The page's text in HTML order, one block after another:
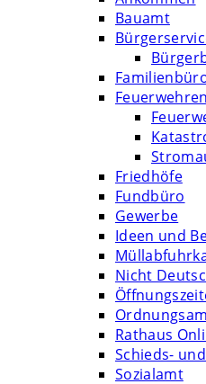
Bauamt
Familienbüro
Friedhöfe
Fundbüro
Gewerbe
Ideen und
Nicht
Rathaus
Schieds-
Sozialamt